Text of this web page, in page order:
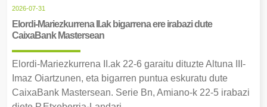
2026-07-31
Elordi-Mariezkurrena II.ak bigarrena ere irabazi dute
CaixaBank Mastersean
Elordi-Mariezkurrena II.ak 22-6 garaitu dituzte Altuna III-
Imaz Oiartzunen, eta bigarren puntua eskuratu dute
CaixaBank Mastersean. Serie Bn, Amiano-k 22-5 irabazi